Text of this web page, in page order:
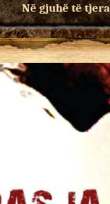
Në gjuhë të tjera